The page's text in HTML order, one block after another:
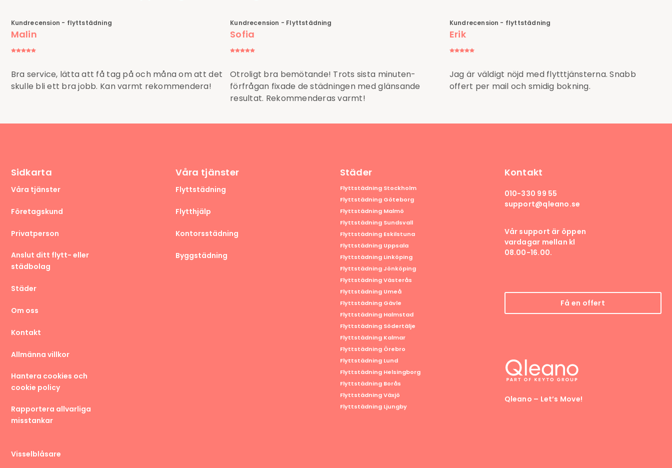
Kundrecension - flyttstädning
Malin
Bra service, lätta att få tag på och måna om att det
skulle bli ett bra jobb. Kan varmt rekommendera!
Kundrecension - Flyttstädning
Sofia
Otroligt bra bemötande! Trots sista minuten-
förfrågan fixade de städningen med glänsande
resultat. Rekommenderas varmt!
Kundrecension - flyttstädning
Erik
Jag är väldigt nöjd med flytttjänsterna. Snabb
offert per mail och smidig bokning.
Sidkarta
Våra tjänster
Företagskund
Privatperson
Anslut ditt flytt- eller
städbolag
Städer
Om oss
Kontakt
Allmänna villkor
Hantera cookies och
cookie policy
Rapportera allvarliga
misstankar
Visselblåsare
Våra tjänster
Flyttstädning
Flytthjälp
Kontorsstädning
Byggstädning
Städer
Flyttstädning Stockholm
Flyttstädning Göteborg
Flyttstädning Malmö
Flyttstädning Sundsvall
Flyttstädning Eskilstuna
Flyttstädning Uppsala
Flyttstädning Linköping
Flyttstädning Jönköping
Flyttstädning Västerås
Flyttstädning Umeå
Flyttstädning Gävle
Flyttstädning Halmstad
Flyttstädning Södertälje
Flyttstädning Kalmar
Flyttstädning Örebro
Flyttstädning Lund
Flyttstädning Helsingborg
Flyttstädning Borås
Flyttstädning Växjö
Flyttstädning Ljungby
Kontakt
010-330 99 55
support@qleano.se
Vår support är öppen
vardagar mellan kl
08.00-16.00.
Få en offert
Qleano – Let’s Move!